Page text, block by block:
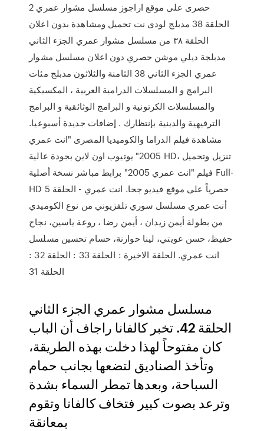
حصرى على موقع اراجوز مسلسل مشوار عمري 2
الحلقة 38 مدبلج لودى نت تحميل ومشاهدة بدون اعلان
الحلقة ٣٨ من مسلسل مشوار عمري الجزء الثاني
مدبلجة ديلي موشن حصري دون اعلان مسلسل مشوار
عمري الجزء الثاني 38 الثامنة والثلاثون مدبلج مئات
البرامج و المسلسلات الدرامية العربية ، المكسيكية
والمسلسلات الكرتونية و البرامج الوثائقية و البرامج
الترفيهية والدينية بإنتظارك . إضافات جديدة أسبوعيا.
مشاهدة فيلم الدراما والكوميديا المصرى "انت عمري
2005" يوتيوب اون لاين بجودة عالية HD، تنزيل وتحميل
فيلم "انت عمري 2005" برابط مباشر نسخة أصلية Full-
HD حصرياً على موقع فيديو جحا. انت عمري - الحلقة 5
أنت عمري مسلسل سوري تلفزيوني من نوع الكوميدي
من بطولة أيمن زيدان ، أيمن رضا ، روعة ياسين، نجاح
حفيظ، حسن عويتي، لينا حوارنة، حسام تحسين مسلسل
انت عمري. الحلقة الاخيرة : الحلقة 33 : الحلقة 32 :
الحلقة 31
مسلسل مشوار عمري الجزء الثاني
الحلقة 42. تخبر كالفانا راجاف أن الباب
كان مفتوحاً لهذا دخلت بهذه الطريقة،
وتأخذ الصناديق لتضعها بجانب حمام
السباحة، وبعدها تمطر السماء بشدة
وترعد بصوت كبير فتخاف كالفانا وتقوم
بمعانقة